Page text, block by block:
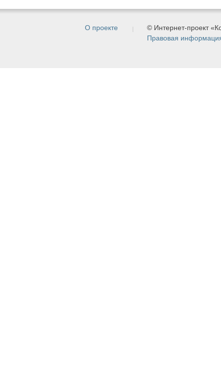
О проекте
© Интернет-проект
Правовая